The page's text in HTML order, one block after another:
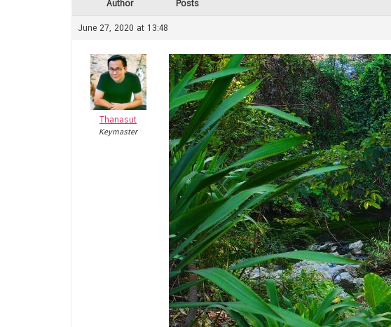
Author Posts
June 27, 2020 at 13:48
Thanasut
Keymaster